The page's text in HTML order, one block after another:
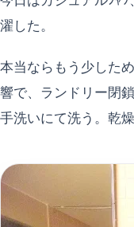
濯した。
本当ならもう少した
響で、ランドリー閉
手洗いにて洗う。乾